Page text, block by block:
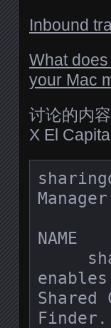
Inbound
What
your Mac
讨论的内
X El
NAME
Shared
Finder.